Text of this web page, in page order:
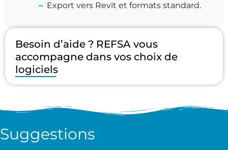
Export vers Revit et formats standard.
Besoin d’aide ? REFSA vous
accompagne dans vos choix de
logiciels
Suggestions